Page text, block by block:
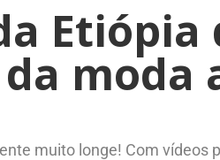
Etiópia
moda
muito longe! Com vídeos